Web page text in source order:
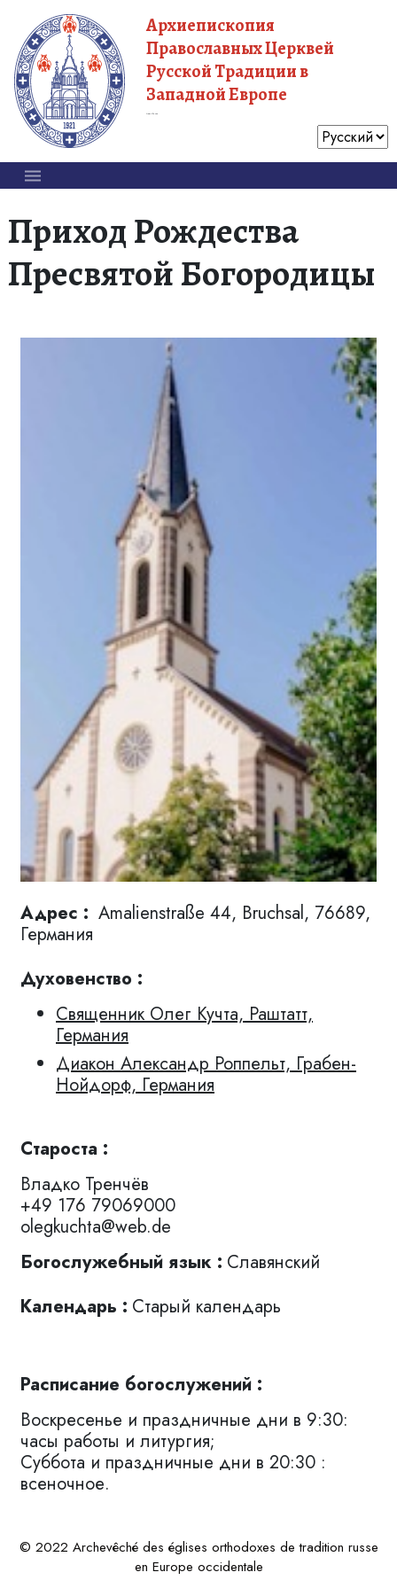
Архиепископия
Православных Церквей
Русской Традиции в
Западной Европе
Приход Рождества
Пресвятой Богородицы
Адрес : Amalienstraße 44, Bruchsal, 76689,
Германия
Духовенство :
Священник Олег Кучта, Раштатт,
Германия
Диакон Александр Роппельт, Грабен-
Нойдорф, Германия
Староста :
Владко Тренчёв
+49 176 79069000
olegkuchta@web.de
Богослужебный язык : Славянский
Календарь : Старый календарь
Расписание богослужений :
Воскресенье и праздничные дни в 9:30:
часы работы и литургия;
Суббота и праздничные дни в 20:30 :
всеночное.
© 2022 Archevêché des églises orthodoxes de tradition russe
en Europe occidentale